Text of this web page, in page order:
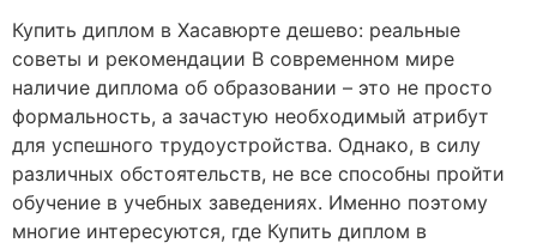
Купить диплом в Хасавюрте дешево: реальные
советы и рекомендации В современном мире
наличие диплома об образовании – это не просто
формальность, а зачастую необходимый атрибут
для успешного трудоустройства. Однако, в силу
различных обстоятельств, не все способны пройти
обучение в учебных заведениях. Именно поэтому
многие интересуются, где Купить диплом в